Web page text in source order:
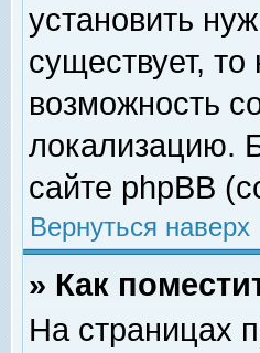
установить
существует,
возможность
локализацию.
сайте phpBB
Вернуться наверх
» Как
На страницах